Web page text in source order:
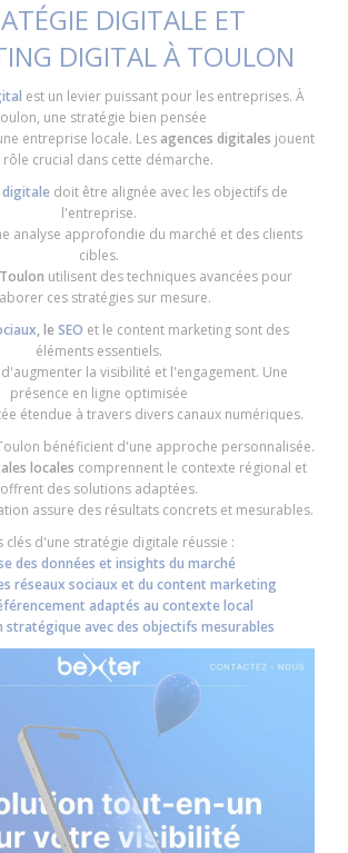
DIGITALE ET
DIGITAL À TOULON
est un levier puissant pour les entreprises. À
une stratégie bien pensée
entreprise locale. Les agences digitales jouent
rôle crucial dans cette démarche.
doit être alignée avec les objectifs de
l'entreprise.
analyse approfondie du marché et des clients
cibles.
utilisent des techniques avancées pour
ces stratégies sur mesure.
, le SEO et le content marketing sont des
éléments essentiels.
la visibilité et l'engagement. Une
présence en ligne optimisée
étendue à travers divers canaux numériques.
bénéficient d'une approche personnalisée.
locales comprennent le contexte régional et
offrent des solutions adaptées.
assure des résultats concrets et mesurables.
clés d'une stratégie digitale réussie :
des données et insights du marché
réseaux sociaux et du content marketing
adaptés au contexte local
stratégique avec des objectifs mesurables